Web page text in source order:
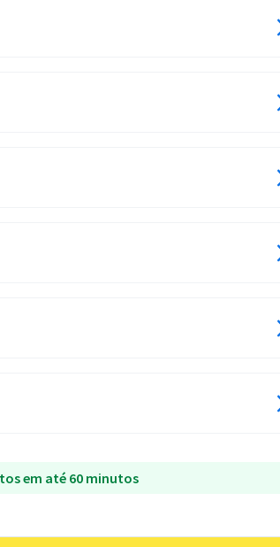
em até 60 minutos